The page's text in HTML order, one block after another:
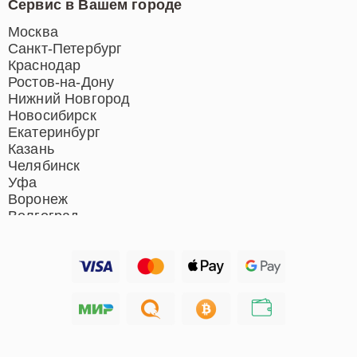
Сервис в Вашем городе
Москва
Санкт-Петербург
Краснодар
Ростов-на-Дону
Нижний Новгород
Новосибирск
Екатеринбург
Казань
Челябинск
Уфа
Воронеж
Волгоград
Хабаровск
Ремонт индукционных плит
Ремонт роботов-пылесосов
Ремонт гладильных систем
Ремонт отпаривателей
Ремонт вертикальных
пылесосов